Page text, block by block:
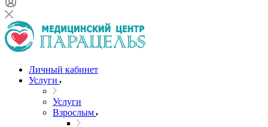
Личный кабинет
Услуги
Услуги
Взрослым